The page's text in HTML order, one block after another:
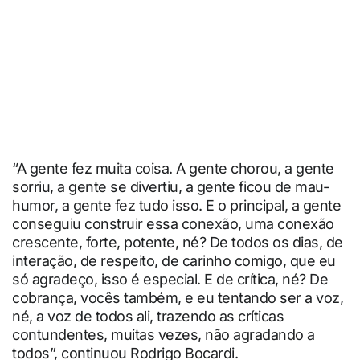
“A gente fez muita coisa. A gente chorou, a gente
sorriu, a gente se divertiu, a gente ficou de mau-
humor, a gente fez tudo isso. E o principal, a gente
conseguiu construir essa conexão, uma conexão
crescente, forte, potente, né? De todos os dias, de
interação, de respeito, de carinho comigo, que eu
só agradeço, isso é especial. E de crítica, né? De
cobrança, vocês também, e eu tentando ser a voz,
né, a voz de todos ali, trazendo as críticas
contundentes, muitas vezes, não agradando a
todos”, continuou Rodrigo Bocardi.